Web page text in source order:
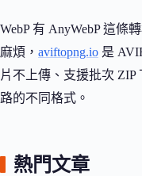
WebP 有 AnyWebP 這條
麻煩， aviftopng.io 是
片不上傳、支援批次 ZIP
路的不同格式。
熱門文章